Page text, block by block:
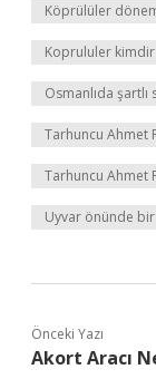
Köprülüler
Koprululer kimdir
Osmanlıda
Tarhuncu Ahmet
Tarhuncu Ahmet
Uyvar önünde
Önceki Yazı
Akort Aracı